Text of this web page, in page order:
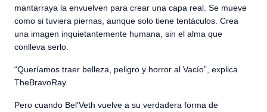
mantarraya la envuelven para crear una capa real. Se mueve
como si tuviera piernas, aunque solo tiene tentáculos. Crea
una imagen inquietantemente humana, sin el alma que
conlleva serlo.
“Queríamos traer belleza, peligro y horror al Vacío”, explica
TheBravoRay.
Pero cuando Bel'Veth vuelve a su verdadera forma de